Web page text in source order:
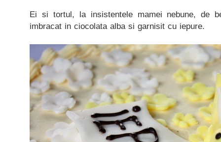
Ei si tortul, la insistentele mamei nebune, de
imbracat in ciocolata alba si garnisit cu iepure.